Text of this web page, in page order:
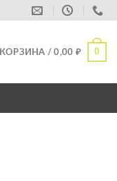
КОРЗИНА /0,00 ₽ 0